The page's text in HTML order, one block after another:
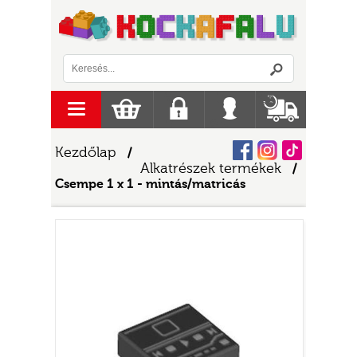
Kezdőlap /
Alkatrészek termékek
/
Csempe 1 x 1 - mintás/matricás